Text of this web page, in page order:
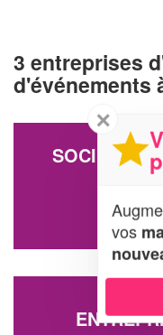
3 entreprises
d'événements
SOCIÉTÉ
✕
vos